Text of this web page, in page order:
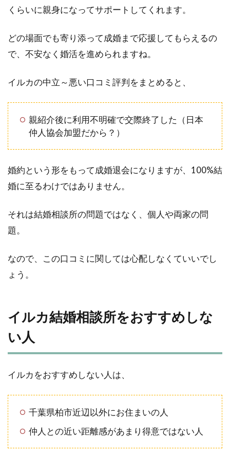
くらいに親身になってサポートしてくれます。
どの場面でも寄り添って成婚まで応援してもらえるの
で、不安なく婚活を進められますね。
イルカの中立～悪い口コミ評判をまとめると、
親紹介後に利用不明確で交際終了した（日本
仲人協会加盟だから？）
婚約という形をもって成婚退会になりますが、100%結
婚に至るわけではありません。
それは結婚相談所の問題ではなく、個人や両家の問
題。
なので、この口コミに関しては心配しなくていいでし
ょう。
イルカ結婚相談所をおすすめしな
い人
イルカをおすすめしない人は、
千葉県柏市近辺以外にお住まいの人
仲人との近い距離感があまり得意ではない人